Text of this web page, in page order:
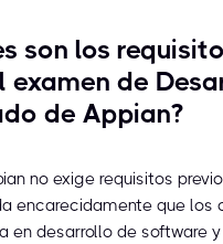
son los
examen de
de Appian?
no exige requisitos
encarecidamente que los
en desarrollo de software